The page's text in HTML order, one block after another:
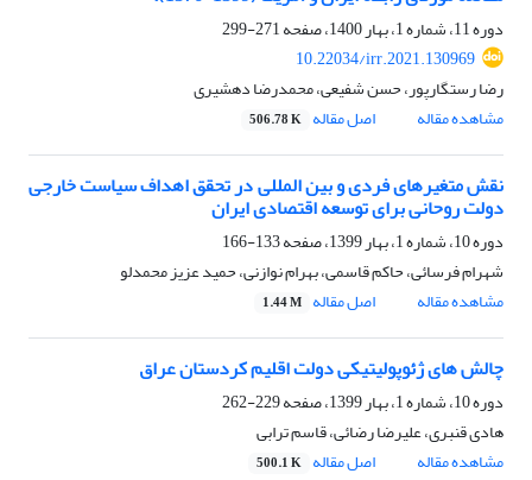
دوره 11، شماره 1، بهار 1400، صفحه
271-299
10.22034/irr.2021.130969
رضا رستگارپور، حسن شفیعی، محمدرضا دهشیری
مشاهده مقاله
اصل مقاله 506.78 K
نقش متغیرهای فردی و بین المللی در تحقق اهداف سیاست خارجی
دولت روحانی برای توسعه اقتصادی ایران
دوره 10، شماره 1، بهار 1399، صفحه
133-166
شهرام فرسائی، حاکم قاسمی، بهرام نوازنی، حمید عزیز محمدلو
مشاهده مقاله
اصل مقاله 1.44 M
چالش های ژئوپولیتیکی دولت اقلیم کردستان عراق
دوره 10، شماره 1، بهار 1399، صفحه
229-262
هادی قنبری، علیرضا رضائی، قاسم ترابی
مشاهده مقاله
اصل مقاله 500.1 K